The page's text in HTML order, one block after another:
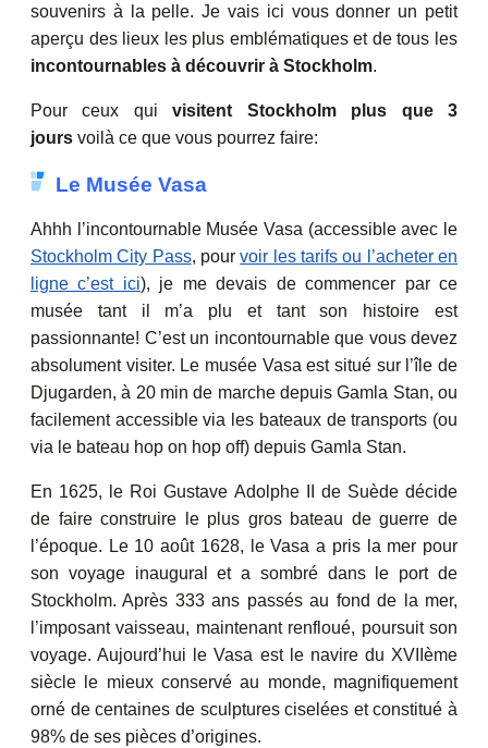
souvenirs à la pelle. Je vais ici vous donner un petit
aperçu des lieux les plus emblématiques et de tous les
incontournables à découvrir à Stockholm.
Pour ceux quivisitent Stockholm plus que 3
jours voilà ce que vous pourrez faire:
Le Musée Vasa
Ahhh l’incontournable Musée Vasa (accessible avec le
Stockholm City Pass, pourvoir les tarifs ou l’acheter en
ligne c’est ici), je me devais de commencer par ce
musée tant il m’a plu et tant son histoire est
passionnante! C’est un incontournable que vous devez
absolument visiter. Le musée Vasa est situé sur l’île de
Djugarden, à 20 min de marche depuis Gamla Stan, ou
facilement accessible via les bateaux de transports (ou
via le bateau hop on hop off) depuis Gamla Stan.
En 1625, le Roi Gustave Adolphe II de Suède décide
de faire construire le plus gros bateau de guerre de
l’époque. Le 10 août 1628, le Vasa a pris la mer pour
son voyage inaugural et a sombré dans le port de
Stockholm. Après 333 ans passés au fond de la mer,
l’imposant vaisseau, maintenant renfloué, poursuit son
voyage. Aujourd’hui le Vasa est le navire du XVIIème
siècle le mieux conservé au monde, magnifiquement
orné de centaines de sculptures ciselées et constitué à
98% de ses pièces d’origines.